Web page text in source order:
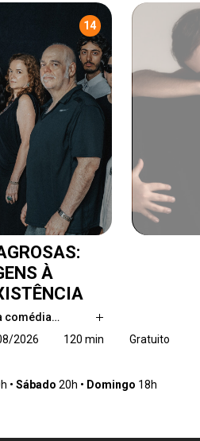
14
À
comédia…
negros
e reivindica o
história. A partir
entre
2026 120 min
Gratuito
Sábado 20h Domingo 18h